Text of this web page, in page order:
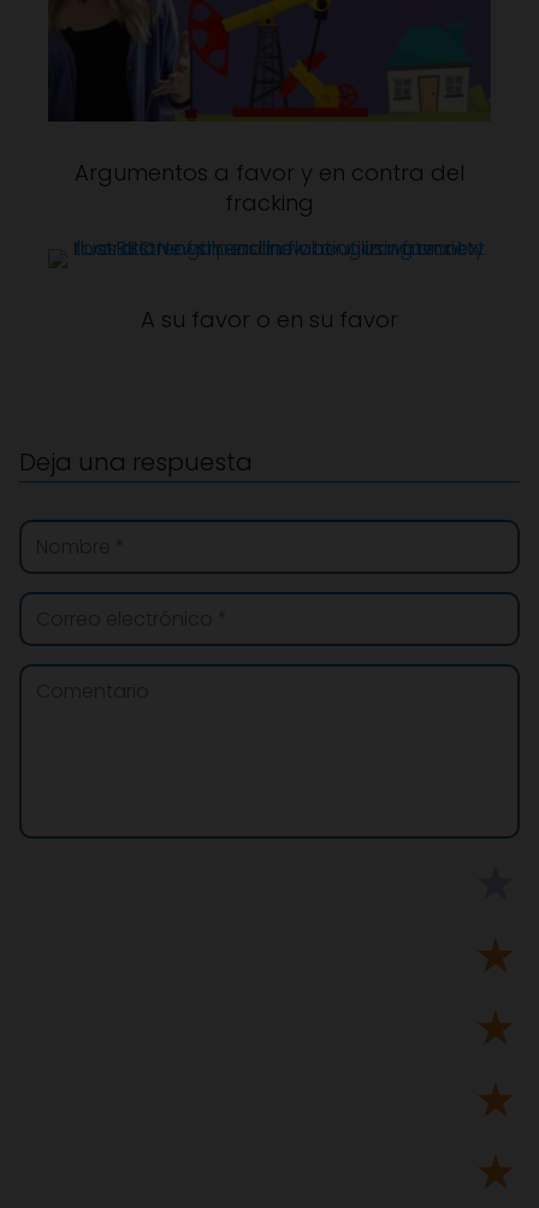
Argumentos a favor y en contra del
fracking
A su favor o en su favor
Deja una respuesta
★
★
★
★